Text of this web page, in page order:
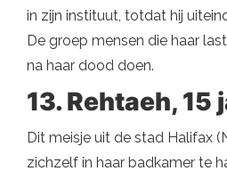
in zijn instituut, totdat hij
De groep mensen die haar
na haar dood doen.
13. Rehtaeh, 15
Dit meisje uit de stad Halifax
zichzelf in haar badkamer te